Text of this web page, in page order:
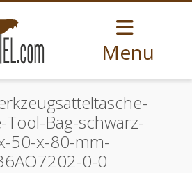
Menu
Tool-Bag-schwarz-
50-x-80-mm-
0-0